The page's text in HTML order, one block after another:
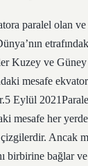
paralel olan ve
Kuzey ve Güney
mesafe
Eylül
mesafe her
çizgilerdir. Ancak
birbirine bağlar